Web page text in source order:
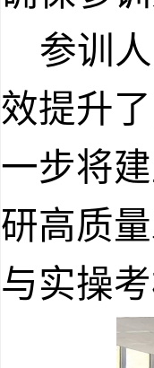
参训
效提升
一步将
研高质
与实操